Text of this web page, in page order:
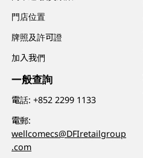
門店位置
牌照及許可證
加入我們
一般查詢
電話:+852 2299 1133
電郵:
wellcomecs@DFIretailgroup
.com